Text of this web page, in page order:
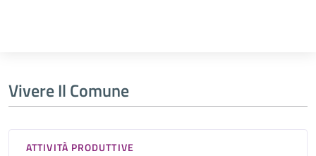
Vivere Il Comune
ATTIVITÀ PRODUTTIVE